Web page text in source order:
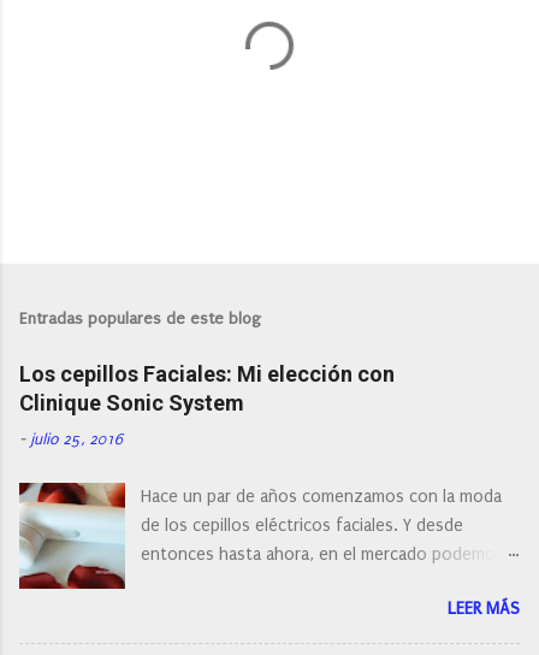
l
a
r
u
n
o
m
e
n
t
a
o
Entradas populares de este blog
Los cepillos Faciales: Mi elección con
Clinique Sonic System
- julio 25, 2016
Hace un par de años comenzamos con la moda
de los cepillos eléctricos faciales. Y desde
entonces hasta ahora, en el mercado podemos
con diferentes características, a pilas, a batería,
cepillos de rotación o de oscilación... y
LEER MÁS